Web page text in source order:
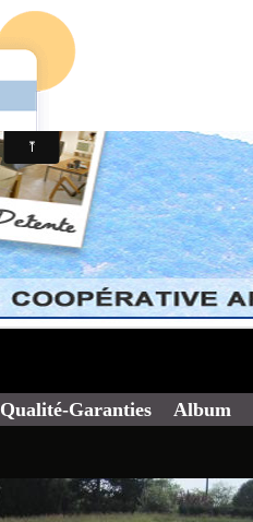
Qualité-Garanties Album